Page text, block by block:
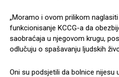
„Moramo i ovom prilikom
funkcionisanje KCCG-a da
saobraćaja u njegovom krugu,
odlučuju o spašavanju ljudskih
Oni su podsjetili da bolnice nijesu